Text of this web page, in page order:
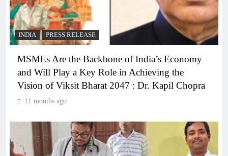
INDIA PRESS RELEASE
MSMEs Are the Backbone of India’s Economy
and Will Play a Key Role in Achieving the
Vision of Viksit Bharat 2047 : Dr. Kapil Chopra
11 months ago